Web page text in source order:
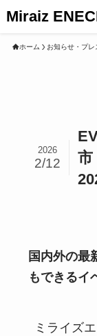
Miraiz
ホーム お知らせ・プレ
市
2026
2/12
国内外の最
もできるイ
ミライズ